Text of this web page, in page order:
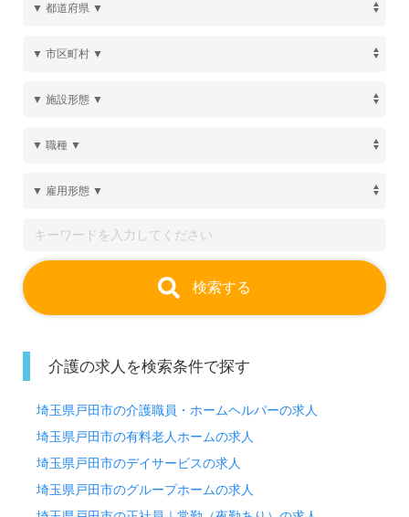
検索する
介護の求人を検索条件で探す
埼玉県戸田市の介護職員・ホームヘルパーの求人
埼玉県戸田市の有料老人ホームの求人
埼玉県戸田市のデイサービスの求人
埼玉県戸田市のグループホームの求人